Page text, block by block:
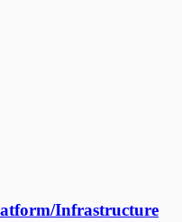
Infrastructure